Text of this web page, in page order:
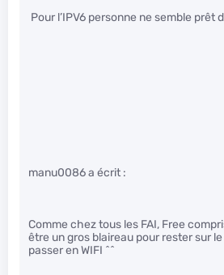
Pour l’IPV6 personne ne semble prêt
manu0086 a écrit :
Comme chez tous les FAI, Free
être un gros blaireau pour rester sur
passer en WIFI ^^